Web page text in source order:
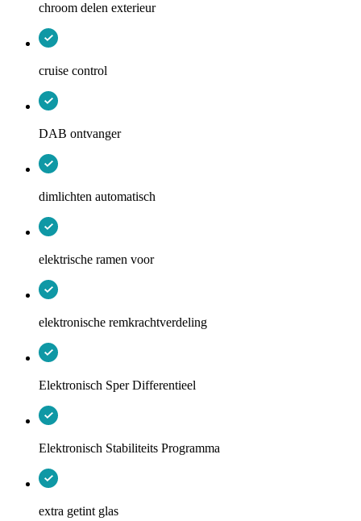
chroom delen exterieur
cruise control
DAB ontvanger
dimlichten automatisch
elektrische ramen voor
elektronische remkrachtverdeling
Elektronisch Sper Differentieel
Elektronisch Stabiliteits Programma
extra getint glas